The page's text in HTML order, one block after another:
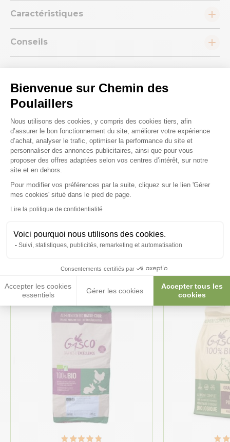
Bienvenue sur Chemin des
Poulaillers
Plateforme de Gestion du
Nous utilisons des cookies, y compris des cookies tiers, afin
d’assurer le bon fonctionnement du site, améliorer votre expérience
d’achat, analyser le trafic, optimiser la performance du site et
personnaliser des annonces publicitaires, ainsi que pour vous
proposer des offres adaptées selon vos centres d’intérêt, sur notre
site et en dehors.
Pour modifier vos préférences par la suite, cliquez sur le lien 'Gérer
mes cookies' situé dans le pied de page.
Lire la politique de confidentialité
Voici pourquoi nous utilisons des cookies.
Suivi, statistiques, publicités, remarketing et automatisation
Consentements certifiés par
Accepter les cookies
essentiels
Gérer les cookies
Accepter tous les
cookies
Axeptio consent
Caractéristiques
Conseils
Nous répondons à toutes vos
questions ;)
Posez-nous vos questions
Ces produits peuvent vous
Made in France Made in France